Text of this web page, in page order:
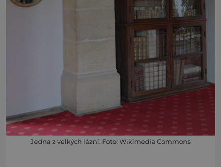
Jedna z velkých lázní. Foto: Wikimedia Commons